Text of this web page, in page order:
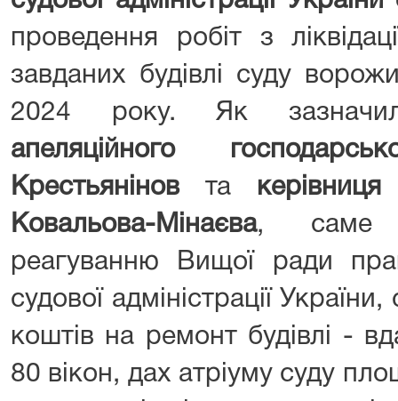
проведення робіт з
завданих будівлі суду
2024 року. Як
апеляційного
Крестьяніновта
Ковальова-Мінаєва, саме
реагуванню Вищої ради
судової адміністрації
коштів на ремонт будівлі -
80 вікон, дах атріуму суду